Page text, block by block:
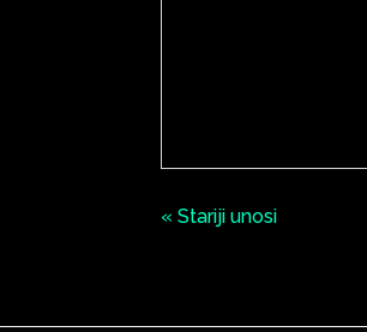
« Stariji unosi